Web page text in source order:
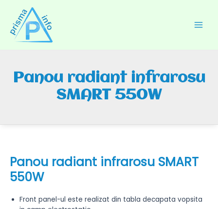
content
Panou radiant infrarosu
SMART 550W
Panou radiant infrarosu SMART
550W
Front panel-ul este realizat din tabla decapata vopsita